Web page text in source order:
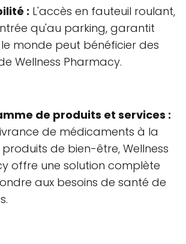
: L'accès en fauteuil roulant,
qu'au parking, garantit
monde peut bénéficier des
Wellness Pharmacy.
de produits et services :
de médicaments à la
de bien-être, Wellness
offre une solution complète
aux besoins de santé de